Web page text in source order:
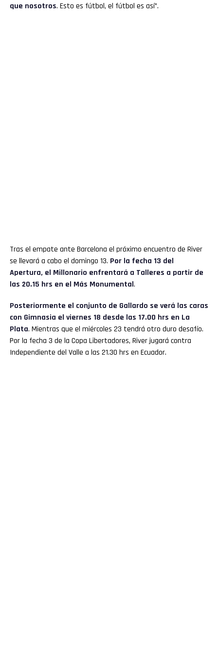
que nosotros. Esto es fútbol, el fútbol es así”.
Tras el empate ante Barcelona el próximo encuentro de River
se llevará a cabo el domingo 13. Por la fecha 13 del
Apertura, el Millonario enfrentará a Talleres a partir de
las 20.15 hrs en el Más Monumental.
Posteriormente el conjunto de Gallardo se verá las caras
con Gimnasia el viernes 18 desde las 17.00 hrs en La
Plata. Mientras que el miércoles 23 tendrá otro duro desafío.
Por la fecha 3 de la Copa Libertadores, River jugará contra
Independiente del Valle a las 21.30 hrs en Ecuador.